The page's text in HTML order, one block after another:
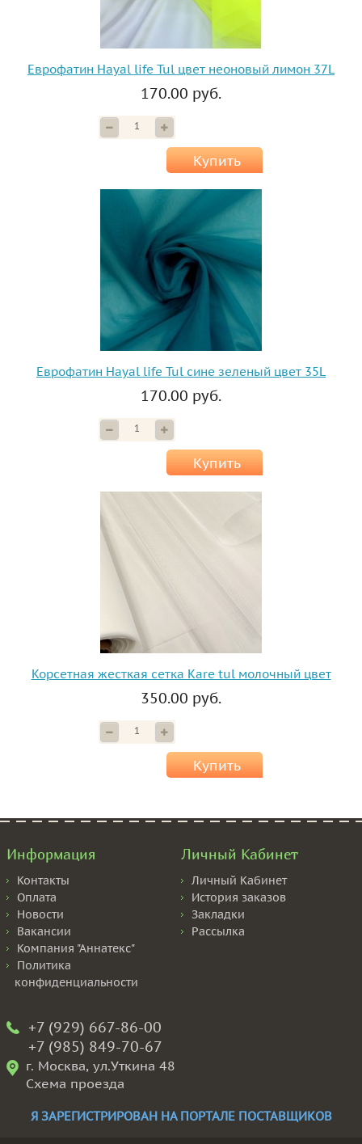
Еврофатин Hayal life Tul цвет неоновый лимон 37L
170.00 руб.
Купить
Еврофатин Hayal life Tul сине зеленый цвет 35L
170.00 руб.
Купить
Корсетная жесткая сетка Kare tul молочный цвет
350.00 руб.
Купить
Информация
Контакты
Оплата
Новости
Вакансии
Компания "Аннатекс"
Политика
конфиденциальности
Личный Кабинет
Личный Кабинет
История заказов
Закладки
Рассылка
+7 (929) 667-86-00
+7 (985) 849-70-67
г. Москва, ул.Уткина 48
Схема проезда
Я ЗАРЕГИСТРИРОВАН НА ПОРТАЛЕ ПОСТАВЩИКОВ